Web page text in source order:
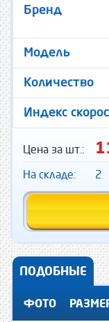
Бренд
Модель
Количество
Индекс
Цена за шт.:
На складе: 2
ПОДОБНЫЕ
ФОТО